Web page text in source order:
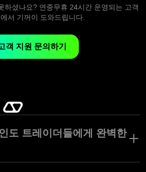
하셨나요? 연중무휴 24시간 운영되는 고객
서 기꺼이 도와드립니다.
객 지원 문의하기
도 트레이더들에게 완벽한